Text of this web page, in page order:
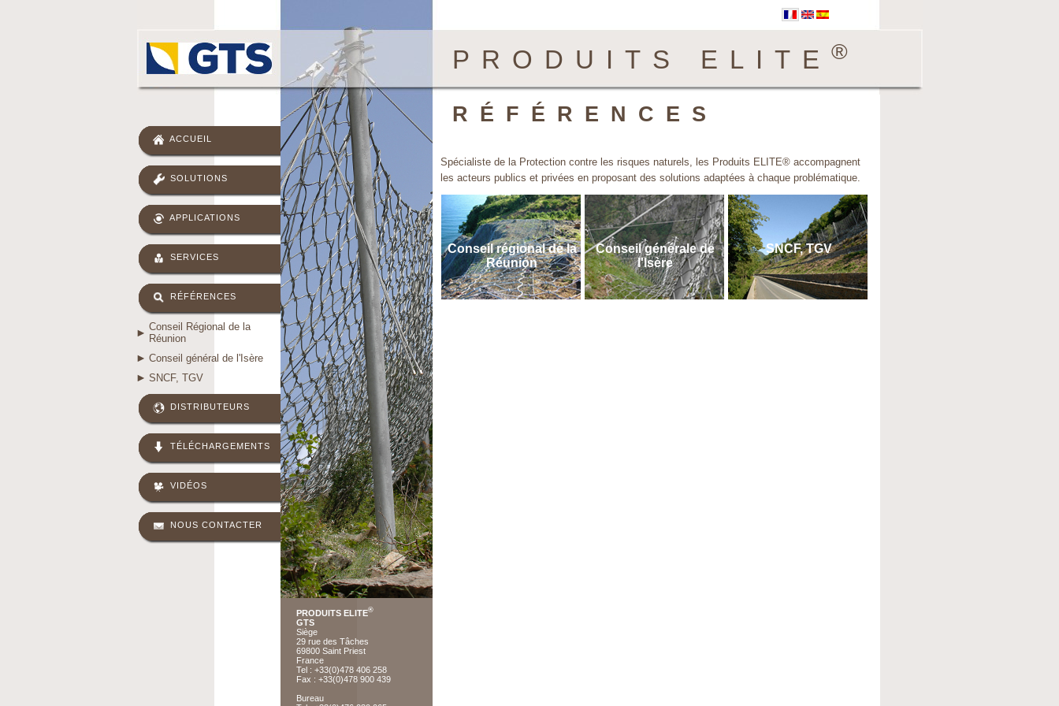
PRODUITS ELITE ®
ACCUEIL
SOLUTIONS
APPLICATIONS
SERVICES
RÉFÉRENCES
Conseil Régional de la
Réunion
Conseil général de l'Isère
SNCF, TGV
DISTRIBUTEURS
TÉLÉCHARGEMENTS
VIDÉOS
NOUS CONTACTER
PRODUITS ELITE®
GTS
Siège
29 rue des Tâches
69800 Saint Priest
France
Tel : +33(0)478 406 258
Fax : +33(0)478 900 439
Bureau
RÉFÉRENCES
Spécialiste de la Protection contre les risques naturels, les Produits ELITE® accompagnent
les acteurs publics et privées en proposant des solutions adaptées à chaque problématique.
Conseil régional de la
Réunion
Conseil générale de
l'Isère
SNCF, TGV